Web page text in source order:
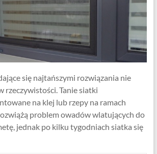
się najtańszymi rozwiązania nie
rzeczywistości. Tanie siatki
na klej lub rzepy na ramach
problem owadów wlatujących do
jednak po kilku tygodniach siatka się